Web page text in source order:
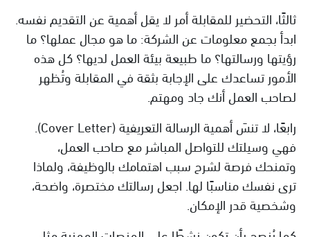
ثالثًا، التحضير للمقابلة أمر لا يقل أهمية عن التقديم نفسه.
ابدأ بجمع معلومات عن الشركة: ما هو مجال عملها؟ ما
رؤيتها ورسالتها؟ ما طبيعة بيئة العمل لديها؟ كل هذه
الأمور تساعدك على الإجابة بثقة في المقابلة وتُظهر
لصاحب العمل أنك جاد ومهتم.
رابعًا، لا تنسَ أهمية الرسالة التعريفية (Cover Letter).
فهي وسيلتك للتواصل المباشر مع صاحب العمل،
وتمنحك فرصة لشرح سبب اهتمامك بالوظيفة، ولماذا
ترى نفسك مناسبًا لها. اجعل رسالتك مختصرة، واضحة،
وشخصية قدر الإمكان.